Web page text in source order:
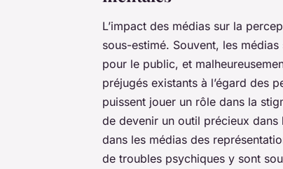
L’impact des médias sur la
sous-estimé. Souvent, les
pour le public, et
préjugés existants à l’égard des
puissent jouer un rôle dans la
de devenir un outil précieux
dans les médias des
de troubles psychiques y sont